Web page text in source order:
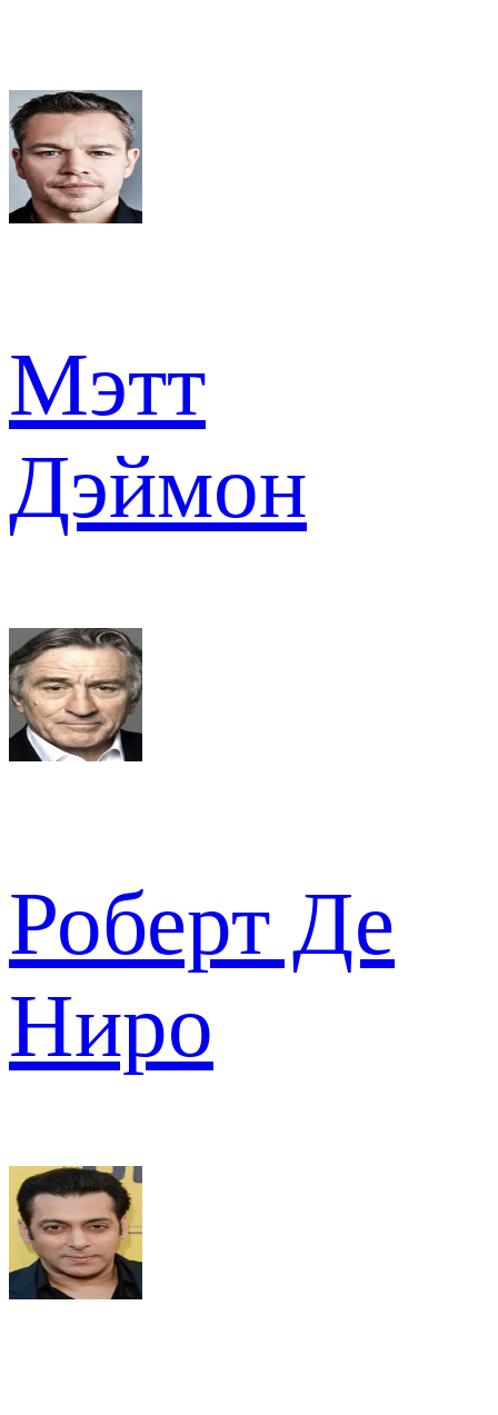
Мэтт
Дэймон
Роберт Де
Ниро